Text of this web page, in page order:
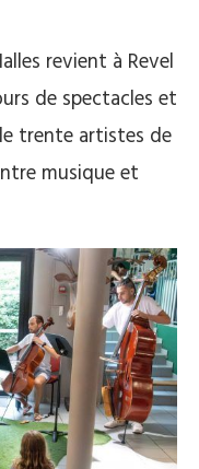
revient à Revel
de spectacles et
trente artistes de
musique et